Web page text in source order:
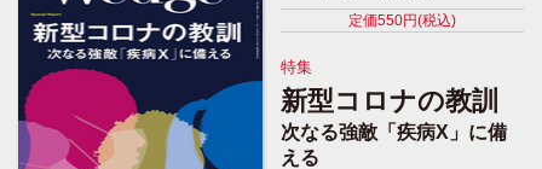
定価550円(税込)
特集
新型コロナの教訓
次なる強敵「疾病X」に備
える